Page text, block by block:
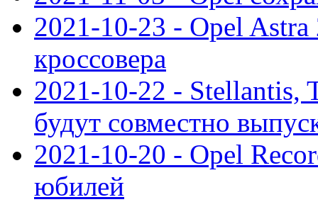
2021-10-23 - Opel Astra
кроссовера
2021-10-22 - Stellantis,
будут совместно
2021-10-20 - Opel
юбилей